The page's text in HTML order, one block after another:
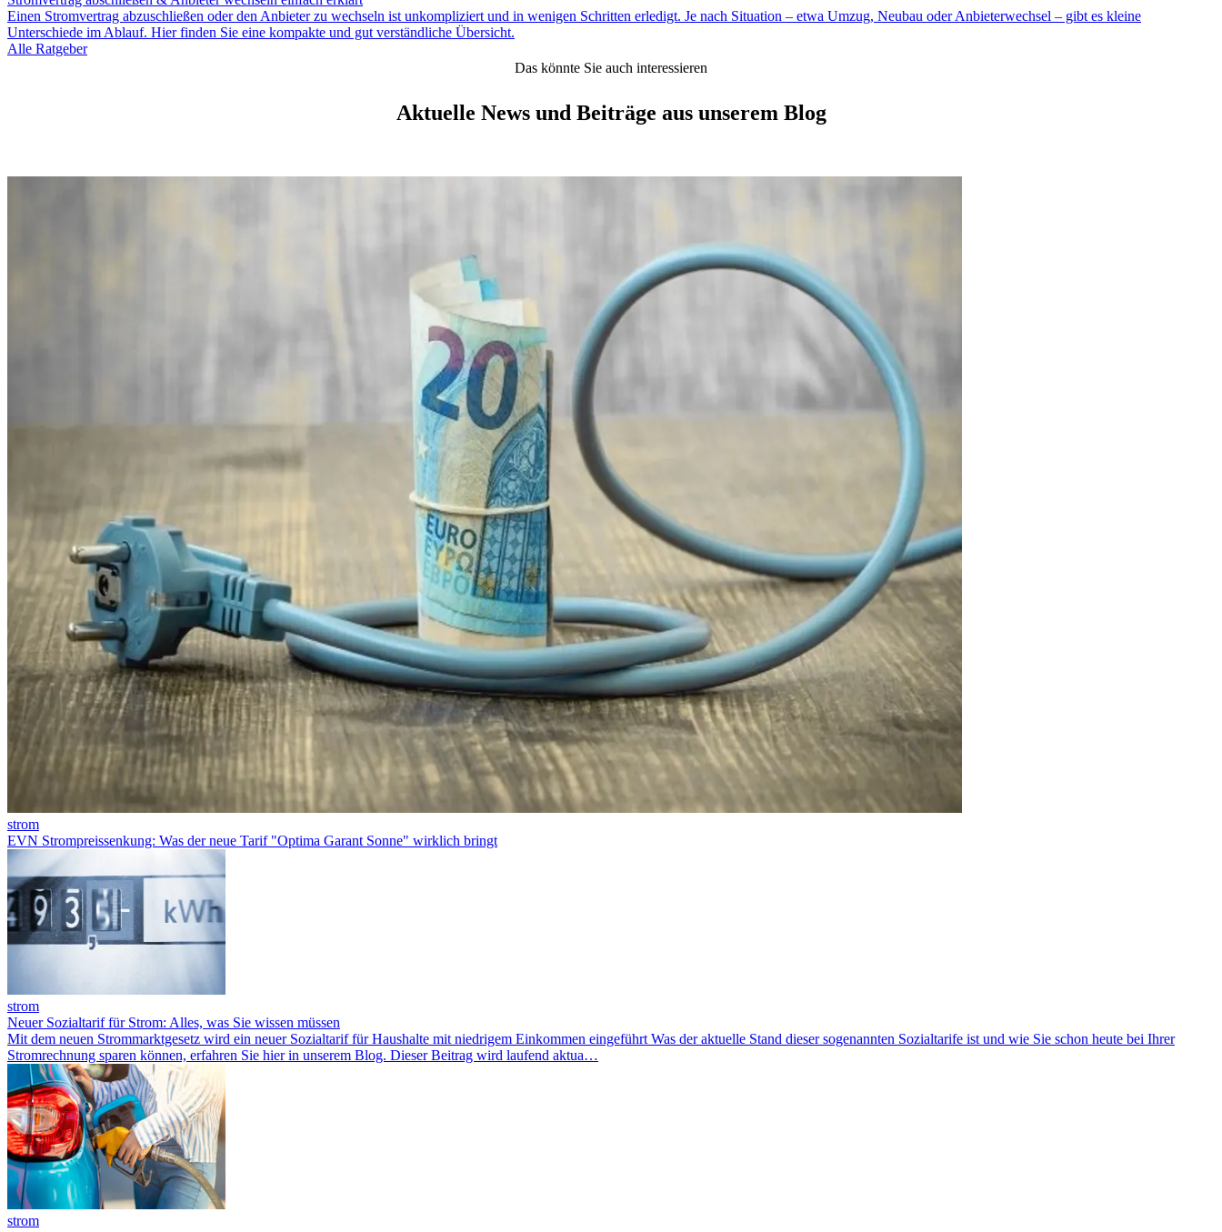
Einen Stromvertrag abzuschließen oder den Anbieter zu wechseln ist unkompliziert und in wenigen Schritten erledigt. Je nach Situation – etwa Umzug, Neubau oder Anbieterwechsel – gibt es kleine
Unterschiede im Ablauf. Hier finden Sie eine kompakte und gut verständliche Übersicht.
Alle Ratgeber
Das könnte Sie auch interessieren
Aktuelle News und Beiträge aus unserem Blog
strom
EVN Strompreissenkung: Was der neue Tarif "Optima Garant Sonne" wirklich bringt
strom
Neuer Sozialtarif für Strom: Alles, was Sie wissen müssen
Mit dem neuen Strommarktgesetz wird ein neuer Sozialtarif für Haushalte mit niedrigem Einkommen eingeführt Was der aktuelle Stand dieser sogenannten Sozialtarife ist und wie Sie schon heute bei Ihrer
Stromrechnung sparen können, erfahren Sie hier in unserem Blog. Dieser Beitrag wird laufend aktua…
strom